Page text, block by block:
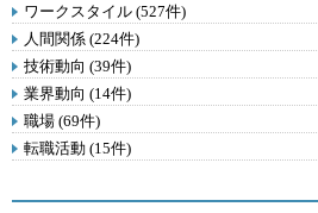
ワークスタイル (527件)
人間関係 (224件)
技術動向 (39件)
業界動向 (14件)
職場 (69件)
転職活動 (15件)